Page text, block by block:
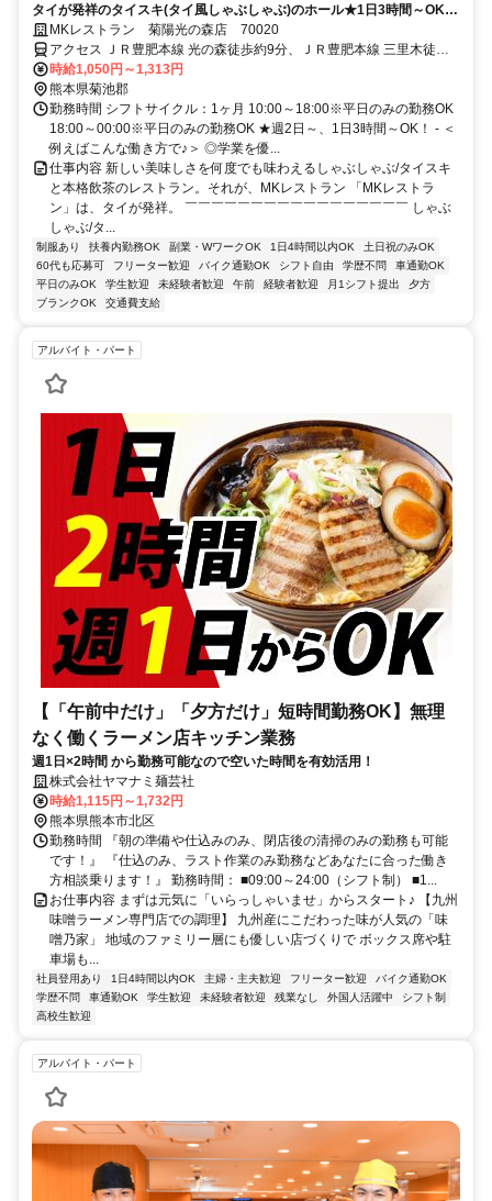
タイが発祥のタイスキ(タイ風しゃぶしゃぶ)のホール★1日3時間～OK＜
幅広い世代が活躍中！＞
MKレストラン 菊陽光の森店 70020
アクセス ＪＲ豊肥本線 光の森徒歩約9分、ＪＲ豊肥本線 三里木徒歩
約18分、ＪＲ豊肥本線 武蔵塚徒歩約26分
時給1,050円～1,313円
熊本県菊池郡
勤務時間 シフトサイクル：1ヶ月 10:00～18:00※平日のみの勤務OK
18:00～00:00※平日のみの勤務OK ★週2日～、1日3時間～OK！ - ＜
例えばこんな働き方で♪＞ ◎学業を優...
仕事内容 新しい美味しさを何度でも味わえるしゃぶしゃぶ/タイスキ
と本格飲茶のレストラン。それが、MKレストラン 「MKレストラ
ン」は、タイが発祥。 ￣￣￣￣￣￣￣￣￣￣￣￣￣￣￣￣￣ しゃぶ
しゃぶ/タ...
制服あり 扶養内勤務OK 副業・WワークOK 1日4時間以内OK
土日祝のみOK
60代も応募可
フリーター歓迎 バイク通勤OK シフト自由 学歴不問
車通勤OK
平日のみOK
学生歓迎 未経験者歓迎 午前 経験者歓迎 月1シフト提出
夕方
ブランクOK
交通費支給
アルバイト・パート
【「午前中だけ」「夕方だけ」短時間勤務OK】無理
なく働くラーメン店キッチン業務
週1日×2時間 から勤務可能なので空いた時間を有効活用！
株式会社ヤマナミ麺芸社
時給1,115円～1,732円
熊本県熊本市北区
勤務時間 『朝の準備や仕込みのみ、閉店後の清掃のみの勤務も可能
です！』 『仕込のみ、ラスト作業のみ勤務などあなたに合った働き
方相談乗ります！』 勤務時間： ■09:00～24:00（シフト制） ■1...
お仕事内容 まずは元気に「いらっしゃいませ」からスタート♪ 【九州
味噌ラーメン専門店での調理】 九州産にこだわった味が人気の「味
噌乃家」 地域のファミリー層にも優しい店づくりで ボックス席や駐
車場も...
社員登用あり 1日4時間以内OK 主婦・主夫歓迎 フリーター歓迎
バイク通勤OK
学歴不問
車通勤OK 学生歓迎 未経験者歓迎 残業なし 外国人活躍中
シフト制
高校生歓迎
アルバイト・パート